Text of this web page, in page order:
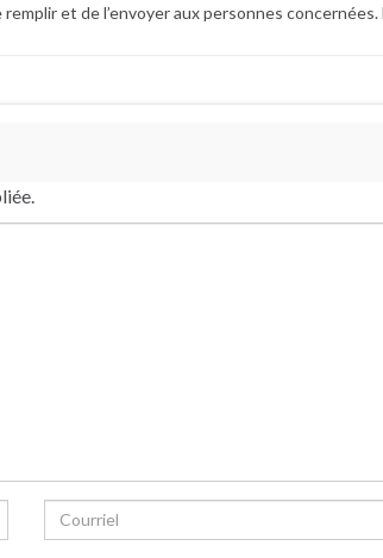
et de l’envoyer aux personnes